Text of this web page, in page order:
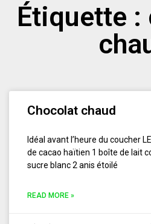
Étiquette
Chocolat chaud
Idéal avant l’heure du coucher
de cacao haïtien 1 boîte de lait
sucre blanc 2 anis étoilé
READ MORE »